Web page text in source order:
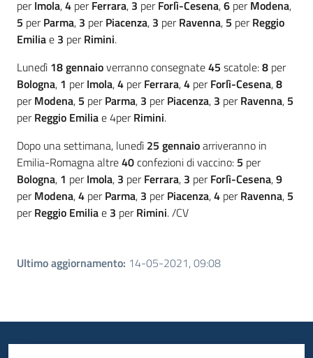
perImola,4 perFerrara, 3 perForlì-Cesena,6 perModena,
5 perParma, 3 perPiacenza, 3 perRavenna, 5 perReggio
Emiliae 3 perRimini.
Lunedì 18 gennaioverranno consegnate45 scatole:8 per
Bologna, 1 perImola,4 perFerrara,4 perForlì-Cesena,8
perModena, 5 perParma, 3 perPiacenza, 3 perRavenna, 5
perReggio Emiliae 4perRimini.
Dopo una settimana, lunedì 25 gennaioarriveranno in
Emilia-Romagna altre40confezioni di vaccino: 5 per
Bologna, 1 perImola, 3 perFerrara, 3 perForlì-Cesena,9
perModena,4 perParma, 3 perPiacenza,4 perRavenna, 5
perReggio Emiliae 3 perRimini. /CV
Ultimo aggiornamento: 14-05-2021, 09:08